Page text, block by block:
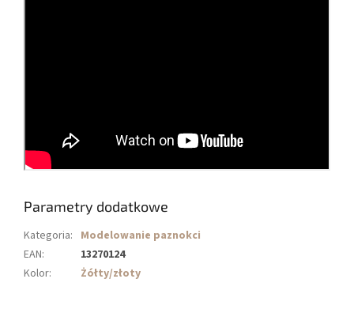
Parametry dodatkowe
Kategoria: Modelowanie paznokci
EAN:
13270124
Kolor: Żółty/złoty